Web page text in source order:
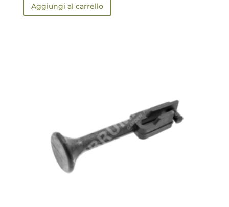
Aggiungi al carrello